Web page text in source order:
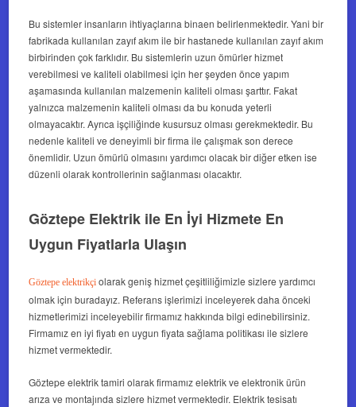
Bu sistemler insanların ihtiyaçlarına binaen belirlenmektedir. Yani bir
fabrikada kullanılan zayıf akım ile bir hastanede kullanılan zayıf akım
birbirinden çok farklıdır. Bu sistemlerin uzun ömürler hizmet
verebilmesi ve kaliteli olabilmesi için her şeyden önce yapım
aşamasında kullanılan malzemenin kaliteli olması şarttır. Fakat
yalnızca malzemenin kaliteli olması da bu konuda yeterli
olmayacaktır. Ayrıca işçiliğinde kusursuz olması gerekmektedir. Bu
nedenle kaliteli ve deneyimli bir firma ile çalışmak son derece
önemlidir. Uzun ömürlü olmasını yardımcı olacak bir diğer etken ise
düzenli olarak kontrollerinin sağlanması olacaktır.
Göztepe Elektrik ile En İyi Hizmete En
Uygun Fiyatlarla Ulaşın
Göztepe elektrikçi olarak geniş hizmet çeşitliliğimizle sizlere yardımcı
olmak için buradayız. Referans işlerimizi inceleyerek daha önceki
hizmetlerimizi inceleyebilir firmamız hakkında bilgi edinebilirsiniz.
Firmamız en iyi fiyatı en uygun fiyata sağlama politikası ile sizlere
hizmet vermektedir.
Göztepe elektrik tamiri olarak firmamız elektrik ve elektronik ürün
arıza ve montajında sizlere hizmet vermektedir. Elektrik tesisatı